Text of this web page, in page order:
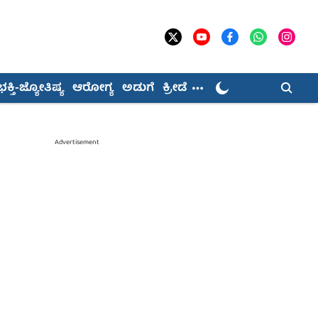
ಜ್ಯೋತಿಷ್ಯ ಆರೋಗ್ಯ ಅಡುಗೆ ಕ್ರೀಡೆ
Advertisement